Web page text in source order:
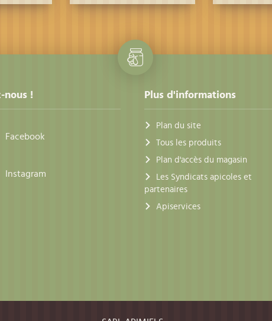
nous !
Facebook
Instagram
Plus d'informations
Plan du site
Tous les produits
Plan d'accès du magasin
Les Syndicats apicoles et
partenaires
Apiservices